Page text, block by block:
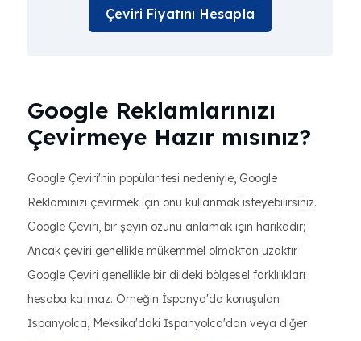
Çeviri Fiyatını Hesapla
Google Reklamlarınızı
Çevirmeye Hazır mısınız?
Google Çeviri'nin popülaritesi nedeniyle, Google
Reklamınızı çevirmek için onu kullanmak isteyebilirsiniz.
Google Çeviri, bir şeyin özünü anlamak için harikadır;
Ancak çeviri genellikle mükemmel olmaktan uzaktır.
Google Çeviri genellikle bir dildeki bölgesel farklılıkları
hesaba katmaz. Örneğin İspanya'da konuşulan
İspanyolca, Meksika'daki İspanyolca'dan veya diğer